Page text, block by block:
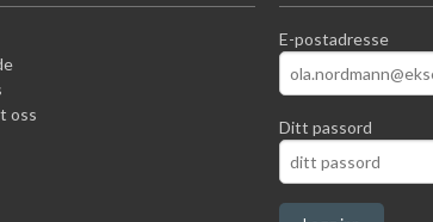
oss
E-postadresse
Ditt passord